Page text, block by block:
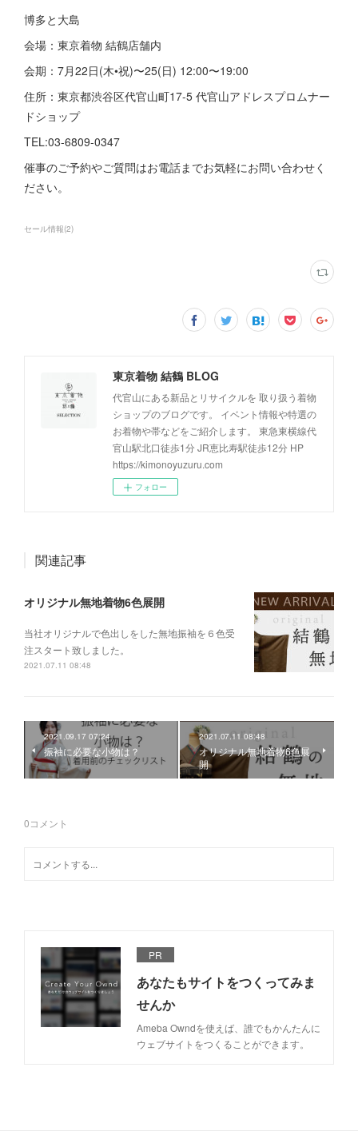
博多と大島
会場：東京着物 結鶴店舗内
会期：7月22日(木•祝)〜25(日) 12:00〜19:00
住所：東京都渋谷区代官山町17-5 代官山アドレスプロムナー
ドショップ
TEL:03-6809-0347
催事のご予約やご質問はお電話までお気軽にお問い合わせく
ださい。
セール情報(2)
東京着物 結鶴 BLOG
代官山にある新品とリサイクルを 取り扱う着物
ショップのブログです。 イベント情報や特選の
お着物や帯などをご紹介します。 東急東横線代
官山駅北口徒歩1分 JR恵比寿駅徒歩12分 HP
https://kimonoyuzuru.com
フォロー
関連記事
オリジナル無地着物6色展開
当社オリジナルで色出しをした無地振袖を６色受
注スタート致しました。
2021.07.11 08:48
2021.09.17 07:24
振袖に必要な小物は？
2021.07.11 08:48
オリジナル無地着物6色展
開
0コメント
PR
あなたもサイトをつくってみま
せんか
Ameba Owndを使えば、誰でもかんたんに
ウェブサイトをつくることができます。